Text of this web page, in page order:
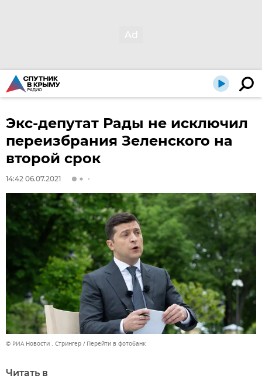
Экс-депутат Рады не исключил
переизбрания Зеленского на
второй срок
14:42 06.07.2021
© РИА Новости . Стрингер Перейти в фотобанк
Читать в